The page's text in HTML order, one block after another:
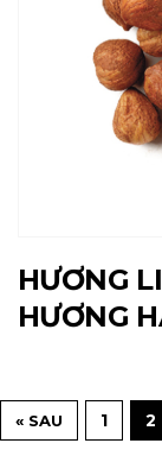
HƯƠNG
HƯƠNG
« SAU 1 2